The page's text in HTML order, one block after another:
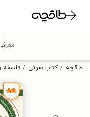
طاقچه کتاب صوتی فلسفه